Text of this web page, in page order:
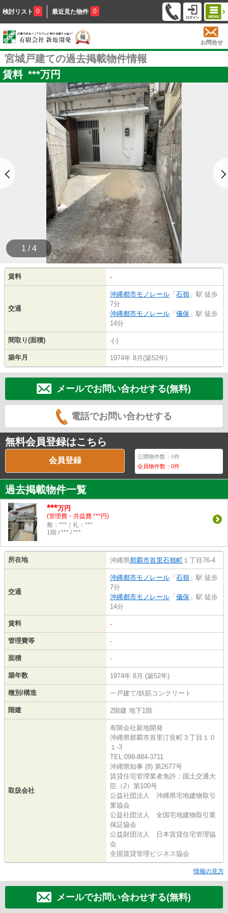
検討リスト 0 最近見た物件 0
お問合せ
宮城戸建ての過去掲載物件情報
賃料 ***万円
1 / 4
賃料 -
交通
沖縄都市モノレール 「 石嶺 」駅 徒歩
7分
沖縄都市モノレール 「 儀保 」駅 徒歩
14分
間取り(面積) -(-)
築年月 1974年 8月(築52年)
メールでお問い合わせする(無料)
電話でお問い合わせする
無料会員登録はこちら
会員登録 公開物件数：0件
会員物件数：0件
過去掲載物件一覧
***万円
(管理費・共益費 ***円)
敷：***｜礼：***
1階 / *** / ***
所在地 沖縄県那覇市首里石嶺町 １丁目76-4
交通
沖縄都市モノレール 「 石嶺 」駅 徒歩
7分
沖縄都市モノレール 「 儀保 」駅 徒歩
14分
賃料 -
管理費等 -
面積 -
築年数 1974年 8月 (築52年)
種別/構造 一戸建て/鉄筋コンクリート
階建 2階建 地下1階
取扱会社
有限会社新地開発
沖縄県那覇市首里汀良町３丁目１０
１-3
TEL:098-884-3711
沖縄県知事 (8) 第2677号
賃貸住宅管理業者免許：国土交通大
臣（2）第100号
公益社団法人 沖縄県宅地建物取引
業協会
公益社団法人 全国宅地建物取引業
保証協会
公益財団法人 日本賃貸住宅管理協
会
全国賃貸管理ビジネス協会
情報の見方
メールでお問い合わせする(無料)